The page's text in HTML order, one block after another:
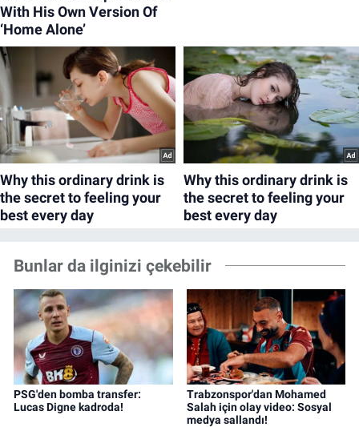
Bunlar da ilginizi çekebilir
PSG'den bomba transfer:
Lucas Digne kadroda!
Trabzonspor'dan Mohamed
Salah için olay video: Sosyal
medya sallandı!